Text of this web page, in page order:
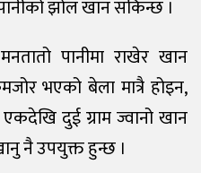
झोल खान सकिन्छ ।
पानीमा राखेर खान
भएको बेला मात्रै होइन,
दुई ग्राम ज्वानो खान
नै उपयुक्त हुन्छ ।